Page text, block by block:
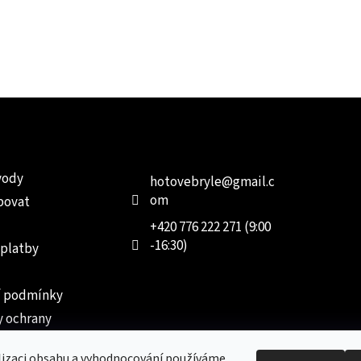
podmínky
ochrany
hotovebryle@gmail.c
om
+420 776 222 271 (9:00
-16:30)